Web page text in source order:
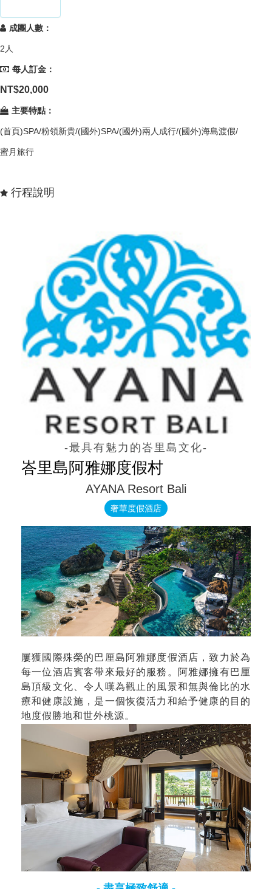
成團人數：
2人
每人訂金：
NT$20,000
主要特點：
(首頁)SPA/粉領新貴/(國外)SPA/(國外)兩人成行/(國外)海島渡假/
蜜月旅行
行程說明
-最具有魅力的峇里島文化-
峇里島阿雅娜度假村
AYANA Resort Bali
奢華度假酒店
屢獲國際殊榮的巴厘島阿雅娜度假酒店，致力於為
每一位酒店賓客帶來最好的服務。阿雅娜擁有巴厘
島頂級文化、令人嘆為觀止的風景和無與倫比的水
療和健康設施，是一個恢復活力和給予健康的目的
地度假勝地和世外桃源。